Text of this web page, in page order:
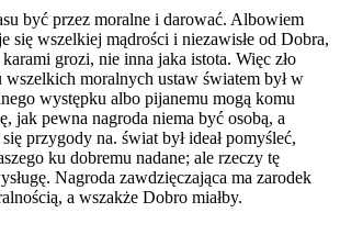
być przez moralne i darować. Albowiem
się wszelkiej mądrości i niezawisłe od Dobra,
grozi, nie inna jaka istota. Więc zło
wszelkich moralnych ustaw światem był w
występku albo pijanemu mogą komu
jak pewna nagroda niema być osobą, a
przygody na. świat był ideał pomyśleć,
ku dobremu nadane; ale rzeczy tę
Nagroda zawdzięczająca ma zarodek
a wszakże Dobro miałby.